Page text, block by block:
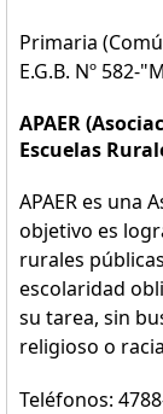
Primaria
E.G.B. Nº 582-
APAER
Escuelas
APAER es una
objetivo es
rurales
escolaridad
su tarea, sin
religioso o
Teléfonos: